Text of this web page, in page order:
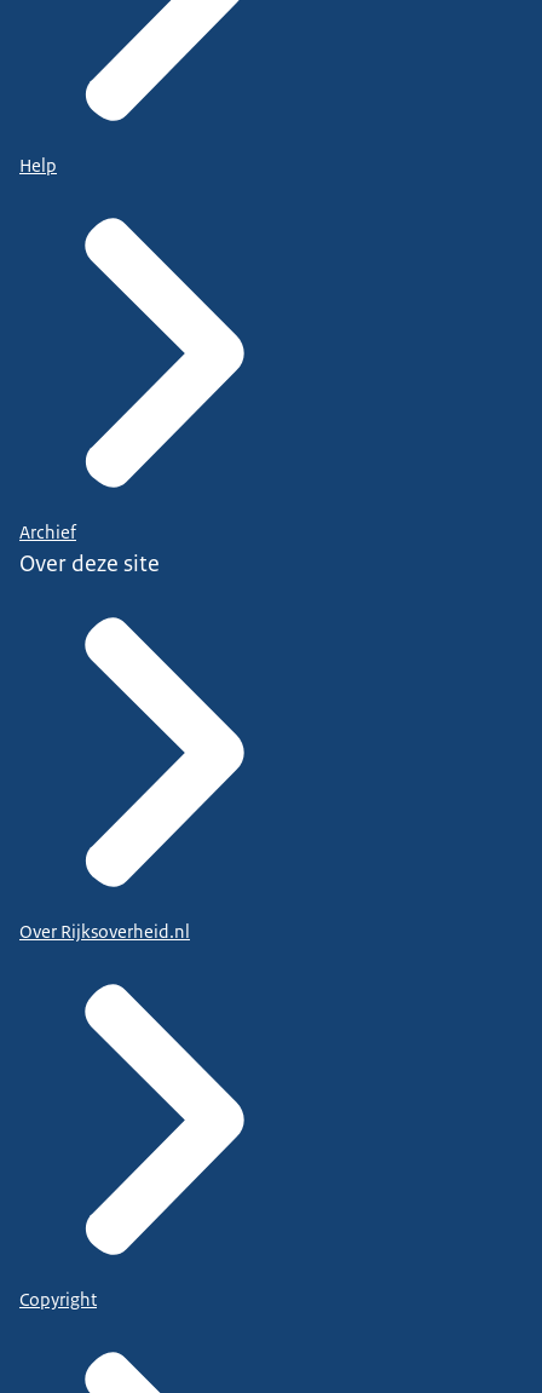
Help
Archief
Over deze site
Over Rijksoverheid.nl
Copyright